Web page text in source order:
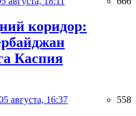
коридор:
Каспия
августа, 16:37 558